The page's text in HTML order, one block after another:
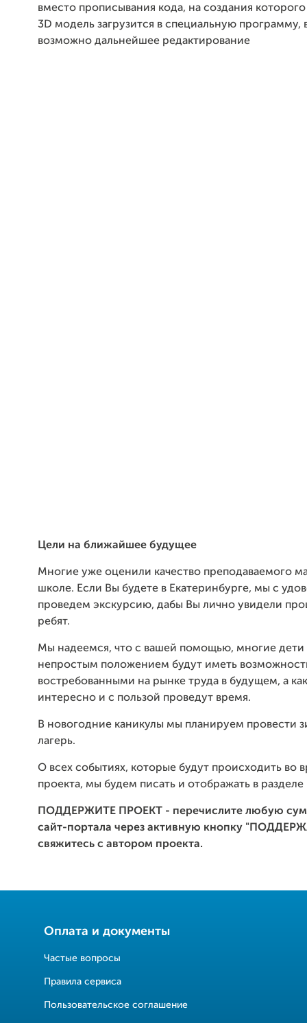
вместо прописывания кода, на создания
3D модель загрузится в специальную программу,
возможно дальнейшее редактирование
Цели на ближайшее будущее
Многие уже оценили качество преподаваемого
школе. Если Вы будете в Екатеринбурге, мы с
проведем экскурсию, дабы Вы лично увидели
ребят.
Мы надеемся, что с вашей помощью, многие дети
непростым положением будут иметь
востребованными на рынке труда в будущем, а
интересно и с пользой проведут время.
В новогодние каникулы мы планируем провести
лагерь.
О всех событиях, которые будут происходить во
проекта, мы будем писать и отображать в разделе
ПОДДЕРЖИТЕ ПРОЕКТ - перечислите любую
сайт-портала через активную кнопку
свяжитесь с автором проекта.
Оплата и документы
Частые вопросы
Правила сервиса
Пользовательское соглашение